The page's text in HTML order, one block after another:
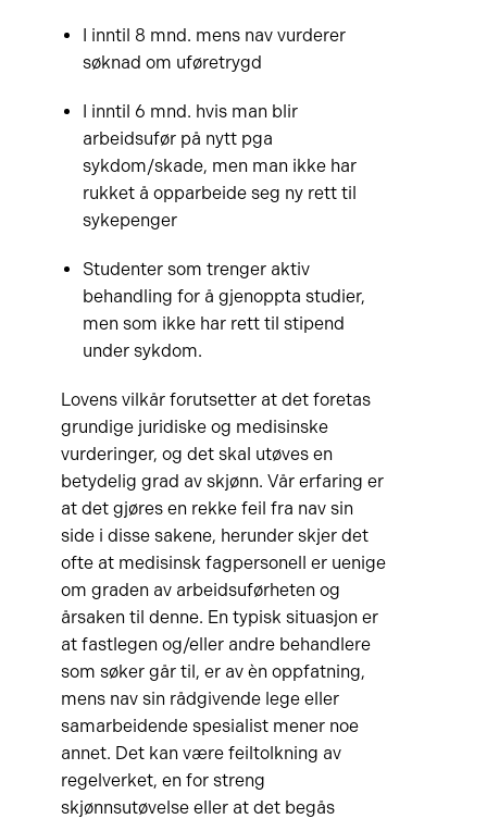
I inntil 8 mnd. mens nav vurderer
søknad om uføretrygd
I inntil 6 mnd. hvis man blir
arbeidsufør på nytt pga
sykdom/skade, men man ikke har
rukket å opparbeide seg ny rett til
sykepenger
Studenter som trenger aktiv
behandling for å gjenoppta studier,
men som ikke har rett til stipend
under sykdom.
Lovens vilkår forutsetter at det foretas
grundige juridiske og medisinske
vurderinger, og det skal utøves en
betydelig grad av skjønn. Vår erfaring er
at det gjøres en rekke feil fra nav sin
side i disse sakene, herunder skjer det
ofte at medisinsk fagpersonell er uenige
om graden av arbeidsuførheten og
årsaken til denne. En typisk situasjon er
at fastlegen og/eller andre behandlere
som søker går til, er av èn oppfatning,
mens nav sin rådgivende lege eller
samarbeidende spesialist mener noe
annet. Det kan være feiltolkning av
regelverket, en for streng
skjønnsutøvelse eller at det begås